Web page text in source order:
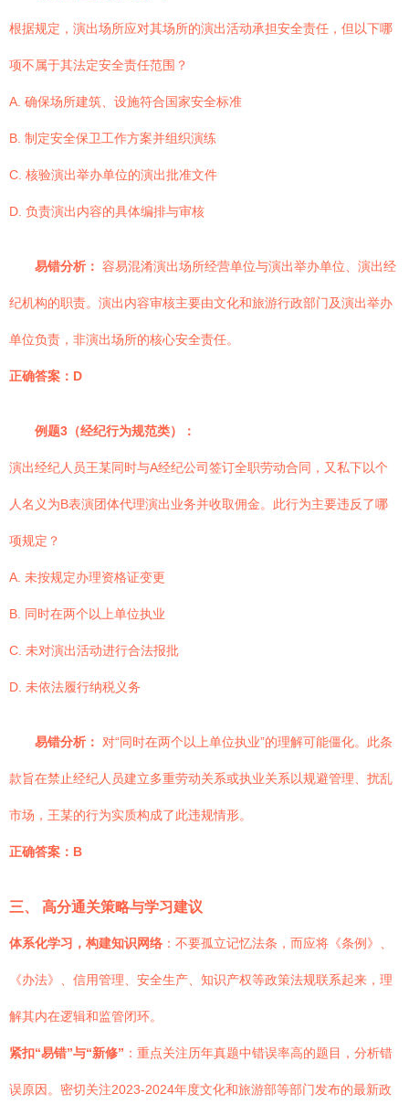
根据规定，演出场所应对其场所的演出活动承担安全责任，但以下哪
项不属于其法定安全责任范围？
A. 确保场所建筑、设施符合国家安全标准
B. 制定安全保卫工作方案并组织演练
C. 核验演出举办单位的演出批准文件
D. 负责演出内容的具体编排与审核
易错分析： 容易混淆演出场所经营单位与演出举办单位、演出经
纪机构的职责。演出内容审核主要由文化和旅游行政部门及演出举办
单位负责，非演出场所的核心安全责任。
正确答案：D
例题3（经纪行为规范类）：
演出经纪人员王某同时与A经纪公司签订全职劳动合同，又私下以个
人名义为B表演团体代理演出业务并收取佣金。此行为主要违反了哪
项规定？
A. 未按规定办理资格证变更
B. 同时在两个以上单位执业
C. 未对演出活动进行合法报批
D. 未依法履行纳税义务
易错分析： 对“同时在两个以上单位执业”的理解可能僵化。此条
款旨在禁止经纪人员建立多重劳动关系或执业关系以规避管理、扰乱
市场，王某的行为实质构成了此违规情形。
正确答案：B
三、 高分通关策略与学习建议
体系化学习，构建知识网络 ：不要孤立记忆法条，而应将《条例》、
《办法》、信用管理、安全生产、知识产权等政策法规联系起来，理
解其内在逻辑和监管闭环。
紧扣“易错”与“新修” ：重点关注历年真题中错误率高的题目，分析错
误原因。密切关注2023-2024年度文化和旅游部等部门发布的最新政